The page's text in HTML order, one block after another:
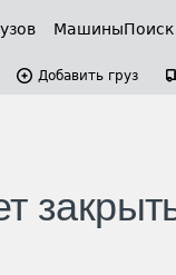
Машины
Добавить груз